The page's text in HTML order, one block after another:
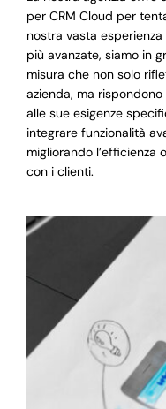
per CRM Cloud per
nostra vasta
più avanzate, siamo in
misura che non solo
azienda, ma
alle sue esigenze
integrare funzionalità
migliorando l’efficienza
con i clienti.